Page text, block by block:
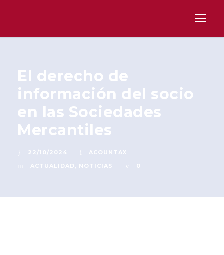
El derecho de
información del socio
en las Sociedades
Mercantiles
22/10/2024
ACOUNTAX
ACTUALIDAD , NOTICIAS 0